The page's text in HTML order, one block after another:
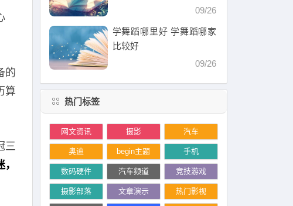
的
算
三
09/26
学舞蹈哪里好 学舞蹈哪家
比较好
09/26
热门标签
网文资讯 摄影 汽车
奥迪 begin主题 手机
数码硬件 汽车频道 竞技游戏
摄影部落 文章演示 热门影视